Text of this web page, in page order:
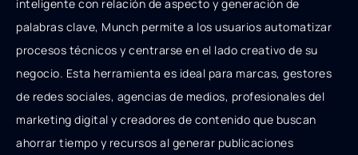
inteligente con relación de aspecto y generación de
palabras clave, Munch permite a los usuarios automatizar
procesos técnicos y centrarse en el lado creativo de su
negocio. Esta herramienta es ideal para marcas, gestores
de redes sociales, agencias de medios, profesionales del
marketing digital y creadores de contenido que buscan
ahorrar tiempo y recursos al generar publicaciones